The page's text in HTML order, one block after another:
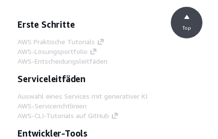
Erste Schritte
AWS Praktische Tutorials
AWS-Lösungsportfolio
AWS-Entscheidungsleitfäden
Serviceleitfäden
Auswahl eines Services mit generativer KI
AWS-Servicerichtlinien
AWS-CLI-Tutorials auf GitHub
Entwickler-Tools
Top